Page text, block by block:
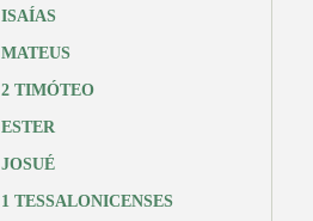
ISAÍAS
MATEUS
2 TIMÓTEO
ESTER
JOSUÉ
1 TESSALONICENSES